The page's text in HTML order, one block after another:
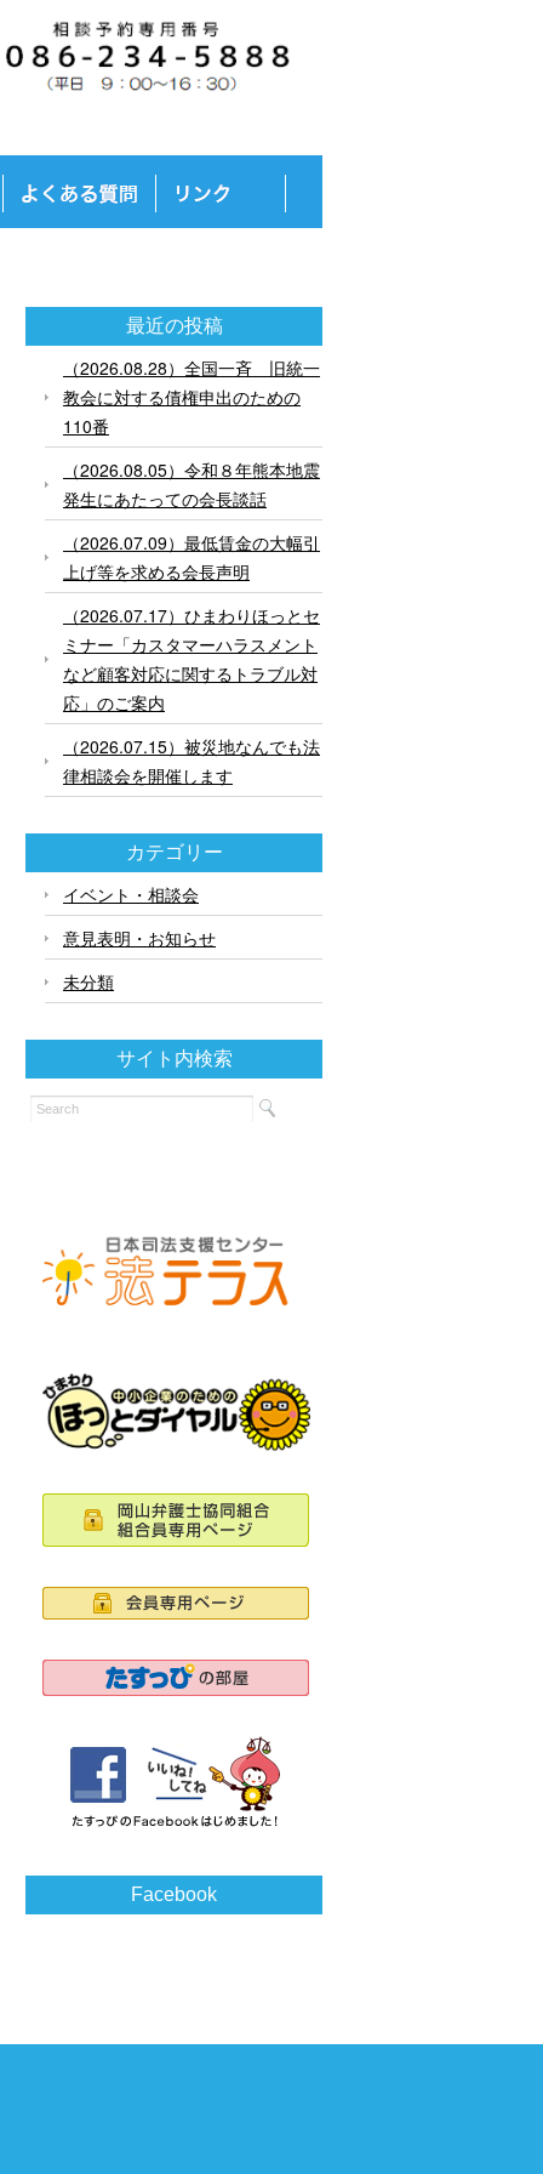
最近の投稿
（2026.08.28）全国一斉 旧統一
教会に対する債権申出のための
110番
（2026.08.05）令和８年熊本地震
発生にあたっての会長談話
（2026.07.09）最低賃金の大幅引
上げ等を求める会長声明
（2026.07.17）ひまわりほっとセ
ミナー「カスタマーハラスメント
など顧客対応に関するトラブル対
応」のご案内
（2026.07.15）被災地なんでも法
律相談会を開催します
カテゴリー
イベント・相談会
意見表明・お知らせ
未分類
サイト内検索
Facebook